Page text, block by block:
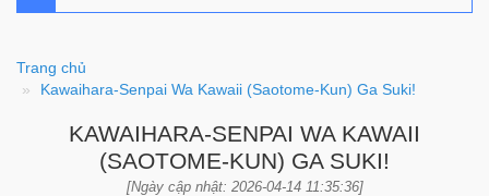
Trang chủ
Kawaihara-Senpai Wa Kawaii (Saotome-Kun) Ga Suki!
KAWAIHARA-SENPAI WA KAWAII
(SAOTOME-KUN) GA SUKI!
[Ngày cập nhật: 2026-04-14 11:35:36]